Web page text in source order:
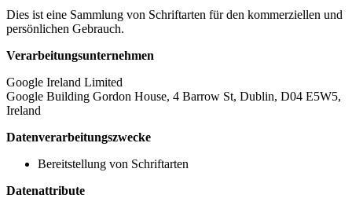
Dies ist eine Sammlung von Schriftarten für den kommerziellen und
persönlichen Gebrauch.
Verarbeitungsunternehmen
Google Ireland Limited
Google Building Gordon House, 4 Barrow St, Dublin, D04 E5W5,
Ireland
Datenverarbeitungszwecke
Bereitstellung von Schriftarten
Datenattribute